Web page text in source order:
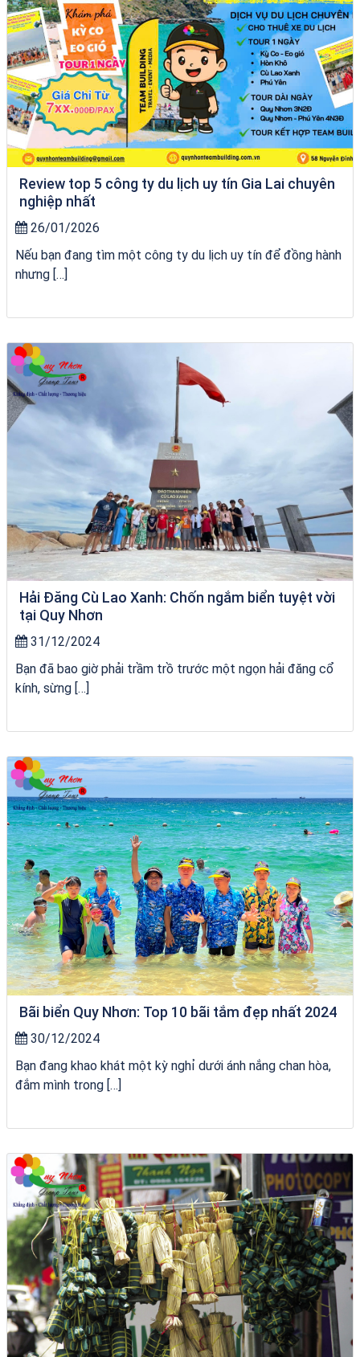
Review top 5 công ty du lịch uy tín Gia Lai chuyên
nghiệp nhất
26/01/2026
Nếu bạn đang tìm một công ty du lịch uy tín để đồng hành
nhưng […]
Hải Đăng Cù Lao Xanh: Chốn ngắm biển tuyệt vời
tại Quy Nhơn
31/12/2024
Bạn đã bao giờ phải trầm trồ trước một ngọn hải đăng cổ
kính, sừng […]
Tour Đà Nẵng Quy Nhơn
Bãi biển Quy Nhơn: Top 10 bãi tắm đẹp nhất 2024
30/12/2024
Bạn đang khao khát một kỳ nghỉ dưới ánh nắng chan hòa,
đắm mình trong […]
Tour Đà Nẵng Quy Nhơn